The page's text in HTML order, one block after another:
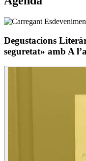
Degustacions
seguretat» amb A